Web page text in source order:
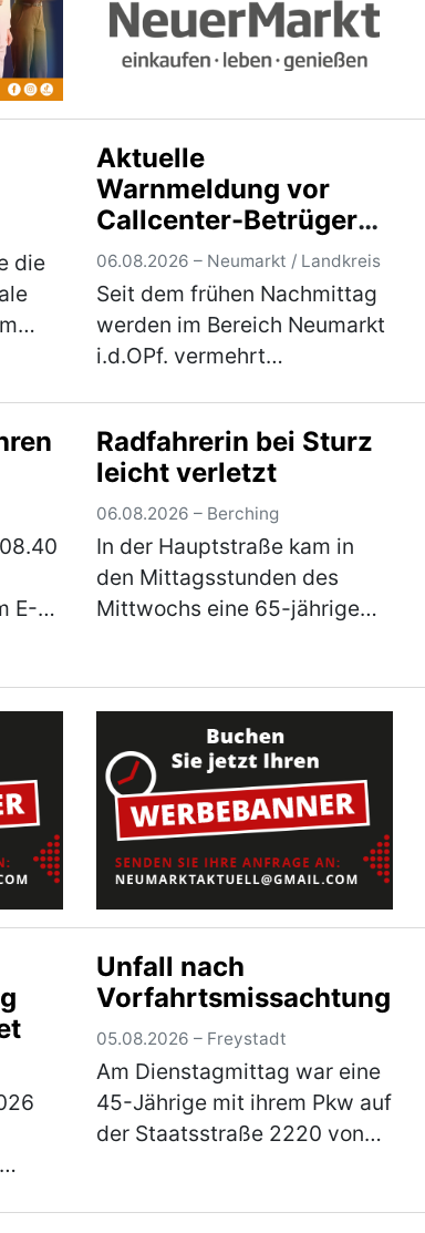
die
Aktuelle
Warnmeldung vor
Callcenter-Betrügern
im Bereich Neumarkt
i.d.OPf.
06.08.2026 – Neumarkt / Landkreis
Seit dem frühen Nachmittag
werden im Bereich Neumarkt
i.d.OPf. vermehrt
eindringlich vor den
verschiedenen Maschen der
Betrüger! Im Bereich Neum…
(mehr)
E-
ein.
Radfahrerin bei Sturz
leicht verletzt
06.08.2026 – Berching
In der Hauptstraße kam in
den Mittagsstunden des
Mittwochs eine 65-jährige
zu und musste mit dem
Rettungswagen ins
Klinikum…(mehr)
Unfall nach
Vorfahrtsmissachtung
05.08.2026 – Freystadt
Am Dienstagmittag war eine
45-Jährige mit ihrem Pkw auf
der Staatsstraße 2220 von